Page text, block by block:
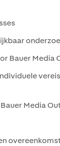
Bauer Media
Media